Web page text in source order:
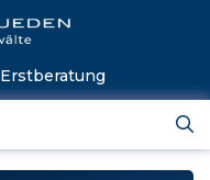
Erstberatung